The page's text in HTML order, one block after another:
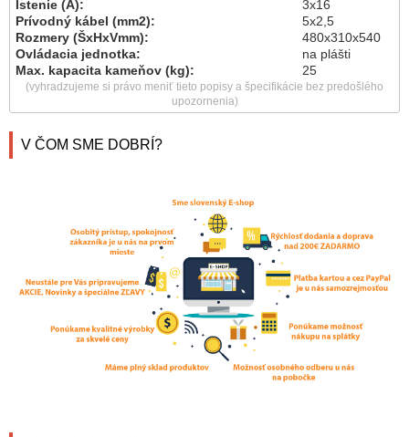
Istenie (A):
3x16
Prívodný kábel (mm2):
5x2,5
Rozmery (ŠxHxVmm):
480x310x540
Ovládacia jednotka:
na plášti
Max. kapacita kameňov (kg):
25
(vyhradzujeme si právo meniť tieto popisy a špecifikácie bez predošlého
upozornenia)
V ČOM SME DOBRÍ?